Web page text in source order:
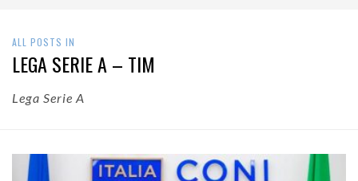
ALL POSTS IN
LEGA SERIE A – TIM
Lega Serie A